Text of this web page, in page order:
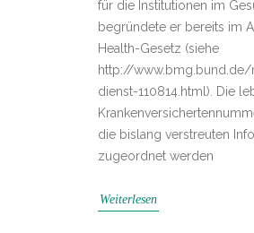
für die Institutionen im
begründete er bereits im
Health-Gesetz (siehe
http://
dienst-110814.html). Die
die bislang verstreuten
zugeordnet werden
Weiterlesen